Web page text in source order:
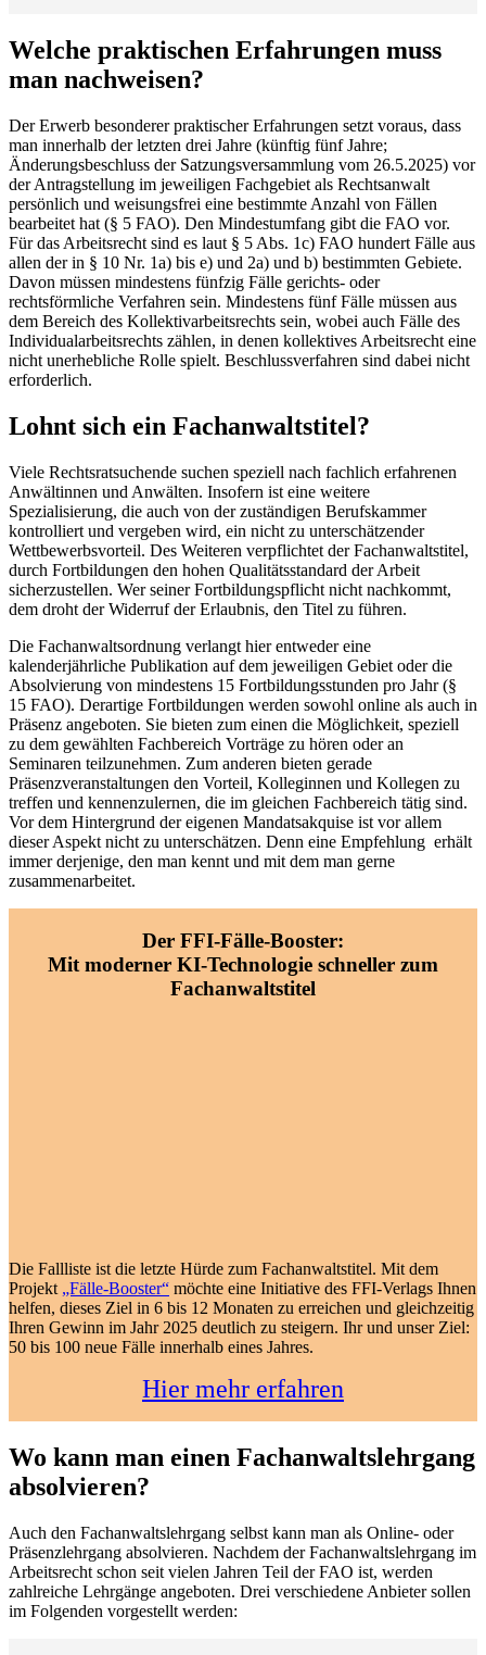
Welche praktischen Erfahrungen muss
man nachweisen?
Der Erwerb besonderer praktischer Erfahrungen setzt voraus, dass
man innerhalb der letzten drei Jahre (künftig fünf Jahre;
Änderungsbeschluss der Satzungsversammlung vom 26.5.2025) vor
der Antragstellung im jeweiligen Fachgebiet als Rechtsanwalt
persönlich und weisungsfrei eine bestimmte Anzahl von Fällen
bearbeitet hat (§ 5 FAO). Den Mindestumfang gibt die FAO vor.
Für das Arbeitsrecht sind es laut § 5 Abs. 1c) FAO hundert Fälle aus
allen der in § 10 Nr. 1a) bis e) und 2a) und b) bestimmten Gebiete.
Davon müssen mindestens fünfzig Fälle gerichts- oder
rechtsförmliche Verfahren sein. Mindestens fünf Fälle müssen aus
dem Bereich des Kollektivarbeitsrechts sein, wobei auch Fälle des
Individualarbeitsrechts zählen, in denen kollektives Arbeitsrecht eine
nicht unerhebliche Rolle spielt. Beschlussverfahren sind dabei nicht
erforderlich.
Lohnt sich ein Fachanwaltstitel?
Viele Rechtsratsuchende suchen speziell nach fachlich erfahrenen
Anwältinnen und Anwälten. Insofern ist eine weitere
Spezialisierung, die auch von der zuständigen Berufskammer
kontrolliert und vergeben wird, ein nicht zu unterschätzender
Wettbewerbsvorteil. Des Weiteren verpflichtet der Fachanwaltstitel,
durch Fortbildungen den hohen Qualitätsstandard der Arbeit
sicherzustellen. Wer seiner Fortbildungspflicht nicht nachkommt,
dem droht der Widerruf der Erlaubnis, den Titel zu führen.
Die Fachanwaltsordnung verlangt hier entweder eine
kalenderjährliche Publikation auf dem jeweiligen Gebiet oder die
Absolvierung von mindestens 15 Fortbildungsstunden pro Jahr (§
15 FAO). Derartige Fortbildungen werden sowohl online als auch in
Präsenz angeboten. Sie bieten zum einen die Möglichkeit, speziell
zu dem gewählten Fachbereich Vorträge zu hören oder an
Seminaren teilzunehmen. Zum anderen bieten gerade
Präsenzveranstaltungen den Vorteil, Kolleginnen und Kollegen zu
treffen und kennenzulernen, die im gleichen Fachbereich tätig sind.
Vor dem Hintergrund der eigenen Mandatsakquise ist vor allem
dieser Aspekt nicht zu unterschätzen. Denn eine Empfehlung erhält
immer derjenige, den man kennt und mit dem man gerne
zusammenarbeitet.
Der FFI-Fälle-Booster:
Mit moderner KI-Technologie schneller zum
Fachanwaltstitel
Die Fallliste ist die letzte Hürde zum Fachanwaltstitel. Mit dem
Projekt „Fälle-Booster“ möchte eine Initiative des FFI-Verlags Ihnen
helfen, dieses Ziel in 6 bis 12 Monaten zu erreichen und gleichzeitig
Ihren Gewinn im Jahr 2025 deutlich zu steigern. Ihr und unser Ziel:
50 bis 100 neue Fälle innerhalb eines Jahres.
Hier mehr erfahren
Wo kann man einen Fachanwaltslehrgang
absolvieren?
Auch den Fachanwaltslehrgang selbst kann man als Online- oder
Präsenzlehrgang absolvieren. Nachdem der Fachanwaltslehrgang im
Arbeitsrecht schon seit vielen Jahren Teil der FAO ist, werden
zahlreiche Lehrgänge angeboten. Drei verschiedene Anbieter sollen
im Folgenden vorgestellt werden: